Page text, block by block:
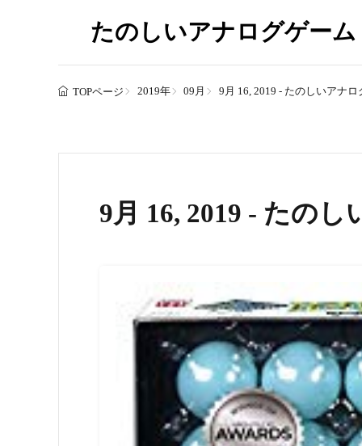
たのしいアナログゲーム
TOPページ 2019年 09月 9月 16, 2019 - たのしいアナロ
9月 16, 2019 - たの